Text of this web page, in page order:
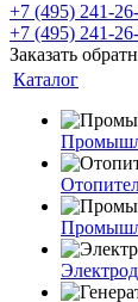
+7 (495) 241-
+7 (495) 241-
Заказать
Каталог